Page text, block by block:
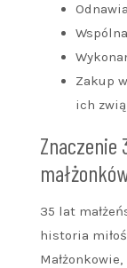
Zakup
ich
Znaczenie
35 lat
historia